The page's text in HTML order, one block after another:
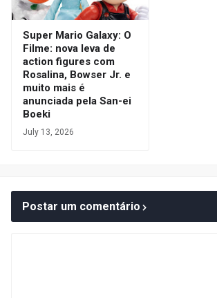
Super Mario Galaxy: O
Filme: nova leva de
action figures com
Rosalina, Bowser Jr. e
muito mais é
anunciada pela San-ei
Boeki
July 13, 2026
Postar um comentário